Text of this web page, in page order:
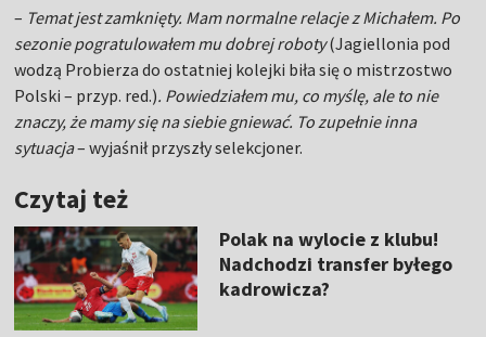
– Temat jest zamknięty. Mam normalne relacje z Michałem. Po
sezonie pogratulowałem mu dobrej roboty(Jagiellonia pod
wodzą Probierza do ostatniej kolejki biła się o mistrzostwo
Polski – przyp. red.). Powiedziałem mu, co myślę, ale to nie
znaczy, że mamy się na siebie gniewać. To zupełnie inna
sytuacja– wyjaśnił przyszły selekcjoner.
Czytaj też
Polak na wylocie z klubu!
Nadchodzi transfer byłego
kadrowicza?